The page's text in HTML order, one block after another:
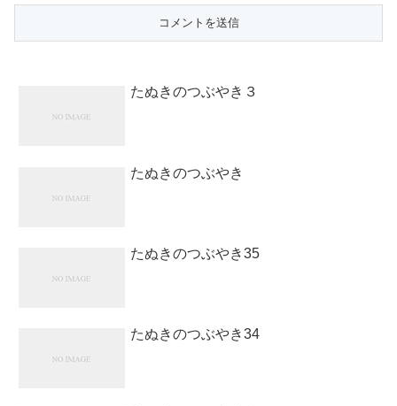
たぬきのつぶやき３
たぬきのつぶやき
たぬきのつぶやき35
たぬきのつぶやき34